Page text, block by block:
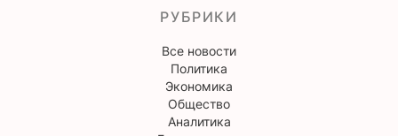
РУБРИКИ
Все новости
Политика
Экономика
Общество
Аналитика